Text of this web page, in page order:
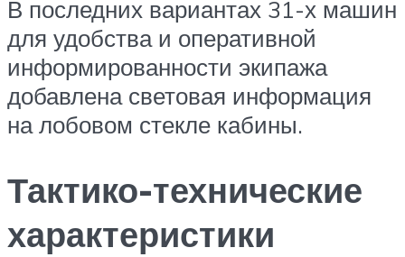
В последних вариантах 31-х машин
для удобства и оперативной
информированности экипажа
добавлена световая информация
на лобовом стекле кабины.
Тактико-технические
характеристики